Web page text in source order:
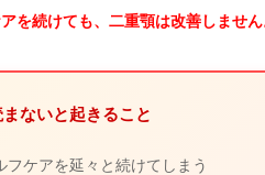
を続けても、二重顎は改善しません
ないと起きること
フケアを延々と続けてしまう